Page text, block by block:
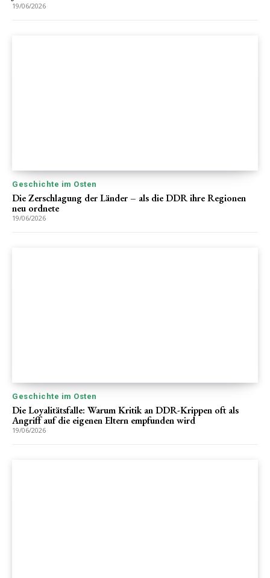
19/06/2026
Geschichte im Osten
Die Zerschlagung der Länder – als die DDR ihre Regionen
neu ordnete
19/06/2026
Geschichte im Osten
Die Loyalitätsfalle: Warum Kritik an DDR-Krippen oft als
Angriff auf die eigenen Eltern empfunden wird
19/06/2026